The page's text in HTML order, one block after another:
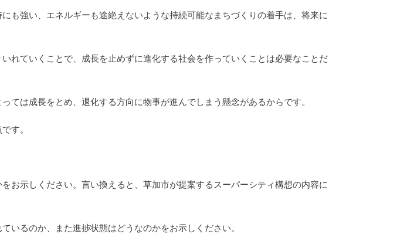
強い、エネルギーも途絶えないような持続可能なまちづくりの着手は、将来に
れていくことで、成長を止めずに進化する社会を作っていくことは必要なことだ
は成長をとめ、退化する方向に物事が進んでしまう懸念があるからです。
す。
示しください。言い換えると、草加市が提案するスーパーシティ構想の内容に
るのか、また進捗状態はどうなのかをお示しください。